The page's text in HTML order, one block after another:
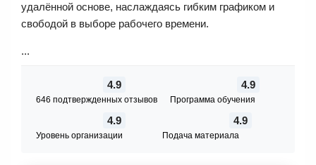
удалённой основе, наслаждаясь гибким графиком и
свободой в выборе рабочего времени.
...
4.9
646 подтвержденных отзывов
4.9
Программа обучения
4.9
Уровень организации
4.9
Подача материала